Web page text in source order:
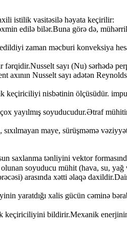
istilik vasitəsilə həyata keçirilir:
edilə bilər.Buna görə də,
zaman məcburi konveksiya
fərqidir.Nusselt sayı (Nu) sərhədə
Nusselt sayı adətən
nisbətinin ölçüsüdür.
yayılmış soyuducudur.Ətraf
maye, sürüşməmə
saxlanma tənliyini vektor
soyuducu mühit (hava, su,
arasında xətti əlaqə
yaratdığı xalis gücün cəminə
keçiriciliyini bildirir.Mexanik